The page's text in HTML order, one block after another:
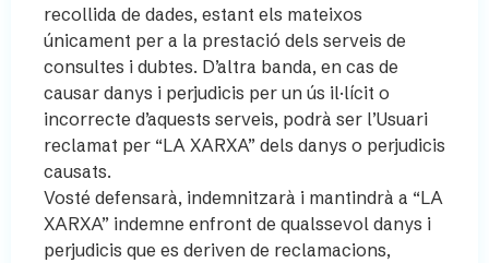
recollida de dades, estant els mateixos
únicament per a la prestació dels serveis de
consultes i dubtes. D’altra banda, en cas de
causar danys i perjudicis per un ús il·lícit o
incorrecte d’aquests serveis, podrà ser l’Usuari
reclamat per “LA XARXA” dels danys o perjudicis
causats.
Vosté defensarà, indemnitzarà i mantindrà a “LA
XARXA” indemne enfront de qualssevol danys i
perjudicis que es deriven de reclamacions,